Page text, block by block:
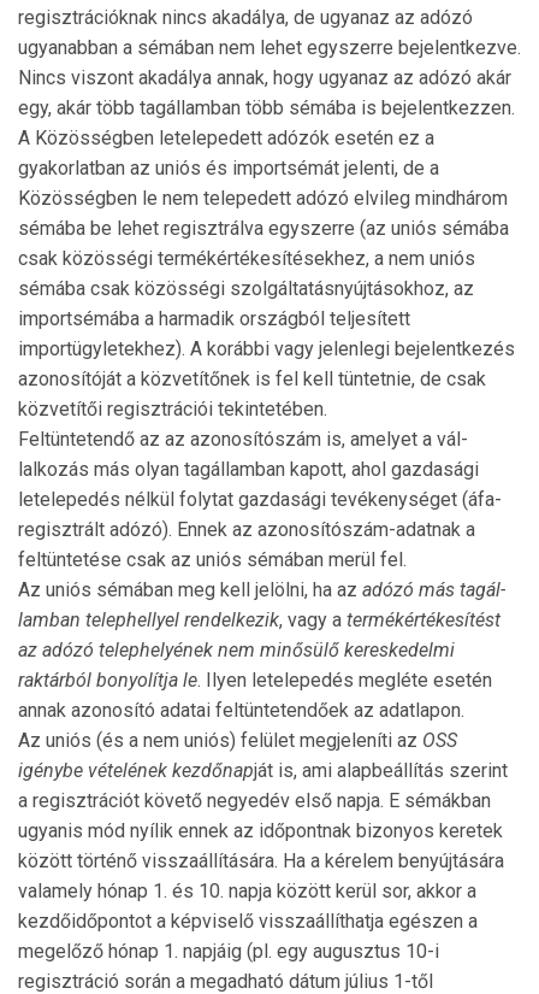
regisztrációknak nincs akadálya, de ugyanaz az adózó
ugyanabban a sé­má­ban nem lehet egyszerre bejelentkezve.
Nincs viszont akadálya annak, hogy ugyanaz az adózó akár
egy, akár több tagállamban több sémába is bejelentkezzen.
A Közös­ség­ben letelepedett adózók esetén ez a
gyakorlatban az uniós és importsémát jelenti, de a
Közösségben le nem tele­pe­dett adózó elvileg mindhárom
sémába be lehet regiszt­rálva egyszerre (az uniós sémába
csak közösségi termék­értékesítésekhez, a nem uniós
sémába csak közösségi szol­gál­tatásnyújtásokhoz, az
importsémába a harmadik ország­ból teljesített
importügyletekhez). A korábbi vagy jelenlegi be­jelentkezés
azonosítóját a közvetítőnek is fel kell tün­tetnie, de csak
közvetítői regisztrációi tekintetében.
Feltüntetendő az az azonosítószám is, amelyet a vál­
lalkozás más olyan tagállamban kapott, ahol gazdasági
lete­le­pedés nélkül folytat gazdasági tevékenységet (áfa-
re­gisztrált adózó). Ennek az azonosítószám-adatnak a
feltüntetése csak az uniós sémában merül fel.
Az uniós sémában meg kell jelölni, ha az adózó más tag­ál­
lamban telephellyel rendelkezik, vagy a termékér­té­kesí­tést
az adózó telephelyének nem mi­nősülő kereske­delmi
raktárból bonyolítja le. Ilyen letelepedés meg­léte esetén
annak azonosító adatai feltüntetendőek az adatlapon.
Az uniós (és a nem uniós) felület meg­jeleníti az OSS
igénybe vételének kez­dőnapját is, ami alapbeállítás sze­rint
a regisztrációt kö­vető negyedév első nap­ja. E sémákban
ugyanis mód nyílik ennek az időpont­nak bizonyos ke­retek
között történő vissza­állí­tá­sára. Ha a kérelem benyújtására
valamely hó­nap 1. és 10. nap­ja között kerül sor, ak­kor a
kezdőidőpontot a képviselő visszaállíthatja egészen a
megelőző hónap 1. napjáig (pl. egy augusztus 10-i
regisztráció során a megadha­tó dátum július 1-től